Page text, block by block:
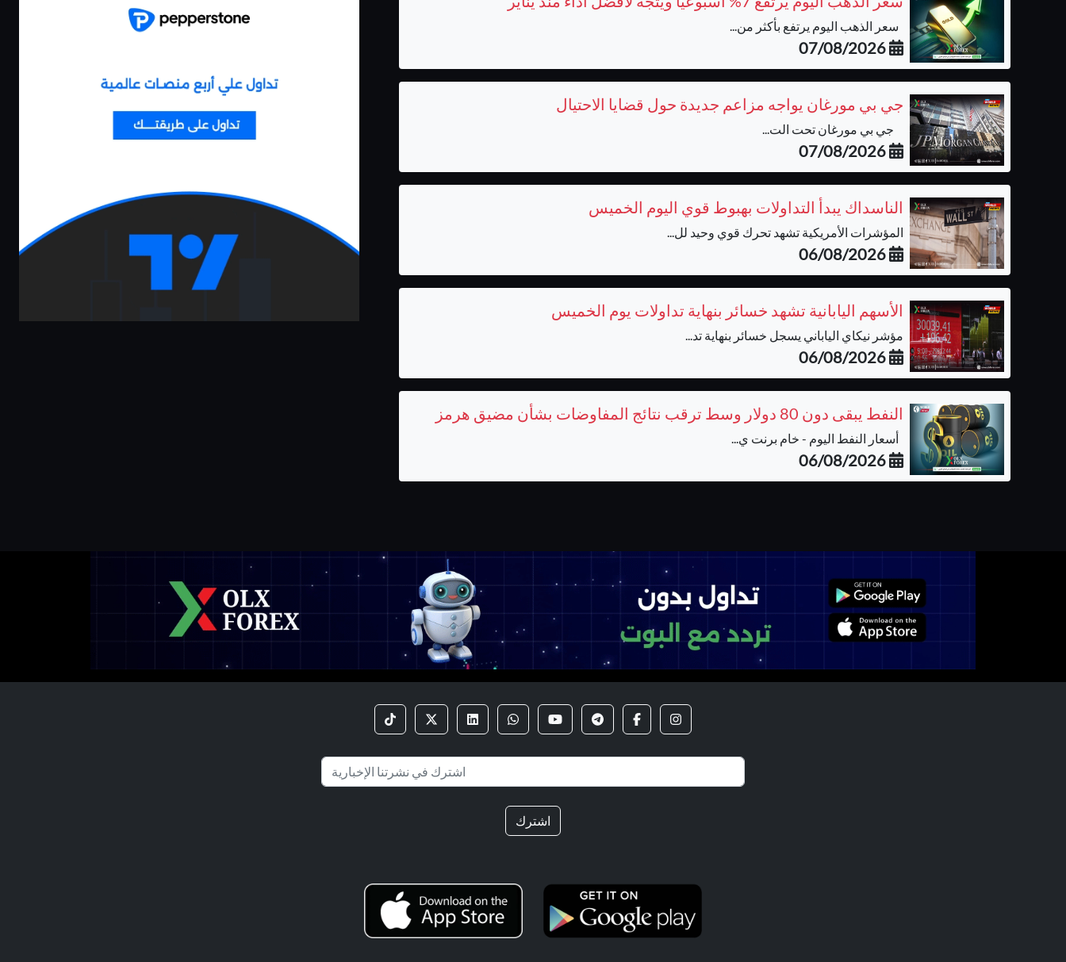
سعر الذهب اليوم يرتفع بأكثر من...
07/08/2026
جي بي مورغان يواجه مزاعم جديدة حول قضايا الاحتيال
جي بي مورغان تحت الت...
07/08/2026
الناسداك يبدأ التداولات بهبوط قوي اليوم الخميس
المؤشرات الأمريكية تشهد تحرك قوي وحيد لل...
06/08/2026
الأسهم اليابانية تشهد خسائر بنهاية تداولات يوم الخميس
مؤشر نيكاي الياباني يسجل خسائر بنهاية تد...
06/08/2026
النفط يبقى دون 80 دولار وسط ترقب نتائج المفاوضات بشأن مضيق هرمز
أسعار النفط اليوم - خام برنت ي...
06/08/2026
اشترك